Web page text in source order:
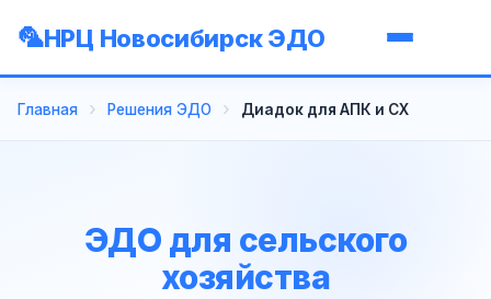
НРЦ Новосибирск ЭДО
Главная Решения ЭДО Диадок для АПК и СХ
ЭДО для сельского
хозяйства